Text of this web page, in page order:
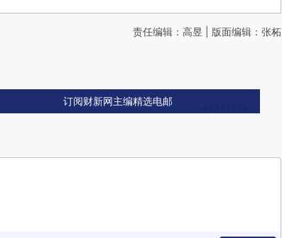
责任编辑：高昱 | 版面编辑：张柘
订阅财新网主编精选电邮